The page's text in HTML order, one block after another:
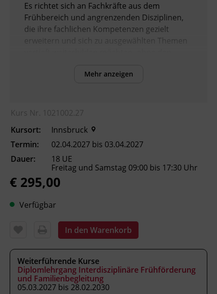
Es richtet sich an Fachkräfte aus dem
Frühbereich und angrenzenden Disziplinen,
die ihre fachlichen Kompetenzen gezielt
erweitern und sich zu ausgewählten Themen
systemische, entwicklungspsychologische
sowie beraterische Kompetenz vertiefen
möchten.
Voraussetzungen
Die Teilnahme setzt in der Regel eine
abgeschlossene pädagogische,
Grundausbildung bzw. entsprechende
Praxiserfahrung voraus.
Inhalte
Bedeutung von Teilhabe im gesellschaftlichen
Mehr anzeigen
Kurs Nr. 1021002.27
Kursort:
Innsbruck
Termin:
02.04.2027 bis 03.04.2027
Dauer:
18 UE
Freitag und Samstag 09:00 bis 17:30 Uhr
€ 295,00
Verfügbar
In den Warenkorb
Weiterführende Kurse
Diplomlehrgang Interdisziplinäre Frühförderung
und Familienbegleitung
05.03.2027 bis 28.02.2030